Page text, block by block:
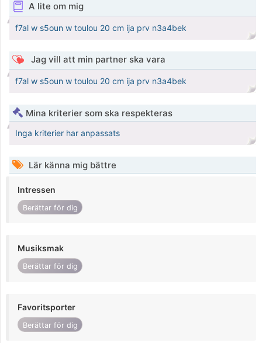
A lite om mig
f7al w s5oun w toulou 20 cm ija prv n3a4bek
Jag vill att min partner ska vara
f7al w s5oun w toulou 20 cm ija prv n3a4bek
Mina kriterier som ska respekteras
Inga kriterier har anpassats
Lär känna mig bättre
Intressen
Berättar för dig
Musiksmak
Berättar för dig
Favoritsporter
Berättar för dig